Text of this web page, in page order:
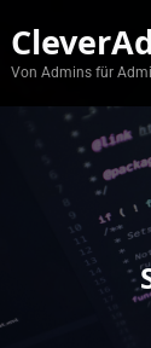
Inhalt
springen
Von Admins für